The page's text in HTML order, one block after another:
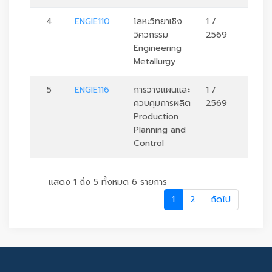
4 ENGIE110
โลหะวิทยาเชิง
วิศวกรรม
Engineering
Metallurgy
1 /
2569
5 ENGIE116
การวางแผนและ
ควบคุมการผลิต
Production
Planning and
Control
1 /
2569
แสดง 1 ถึง 5 ทั้งหมด 6 รายการ
1
2 ถัดไป